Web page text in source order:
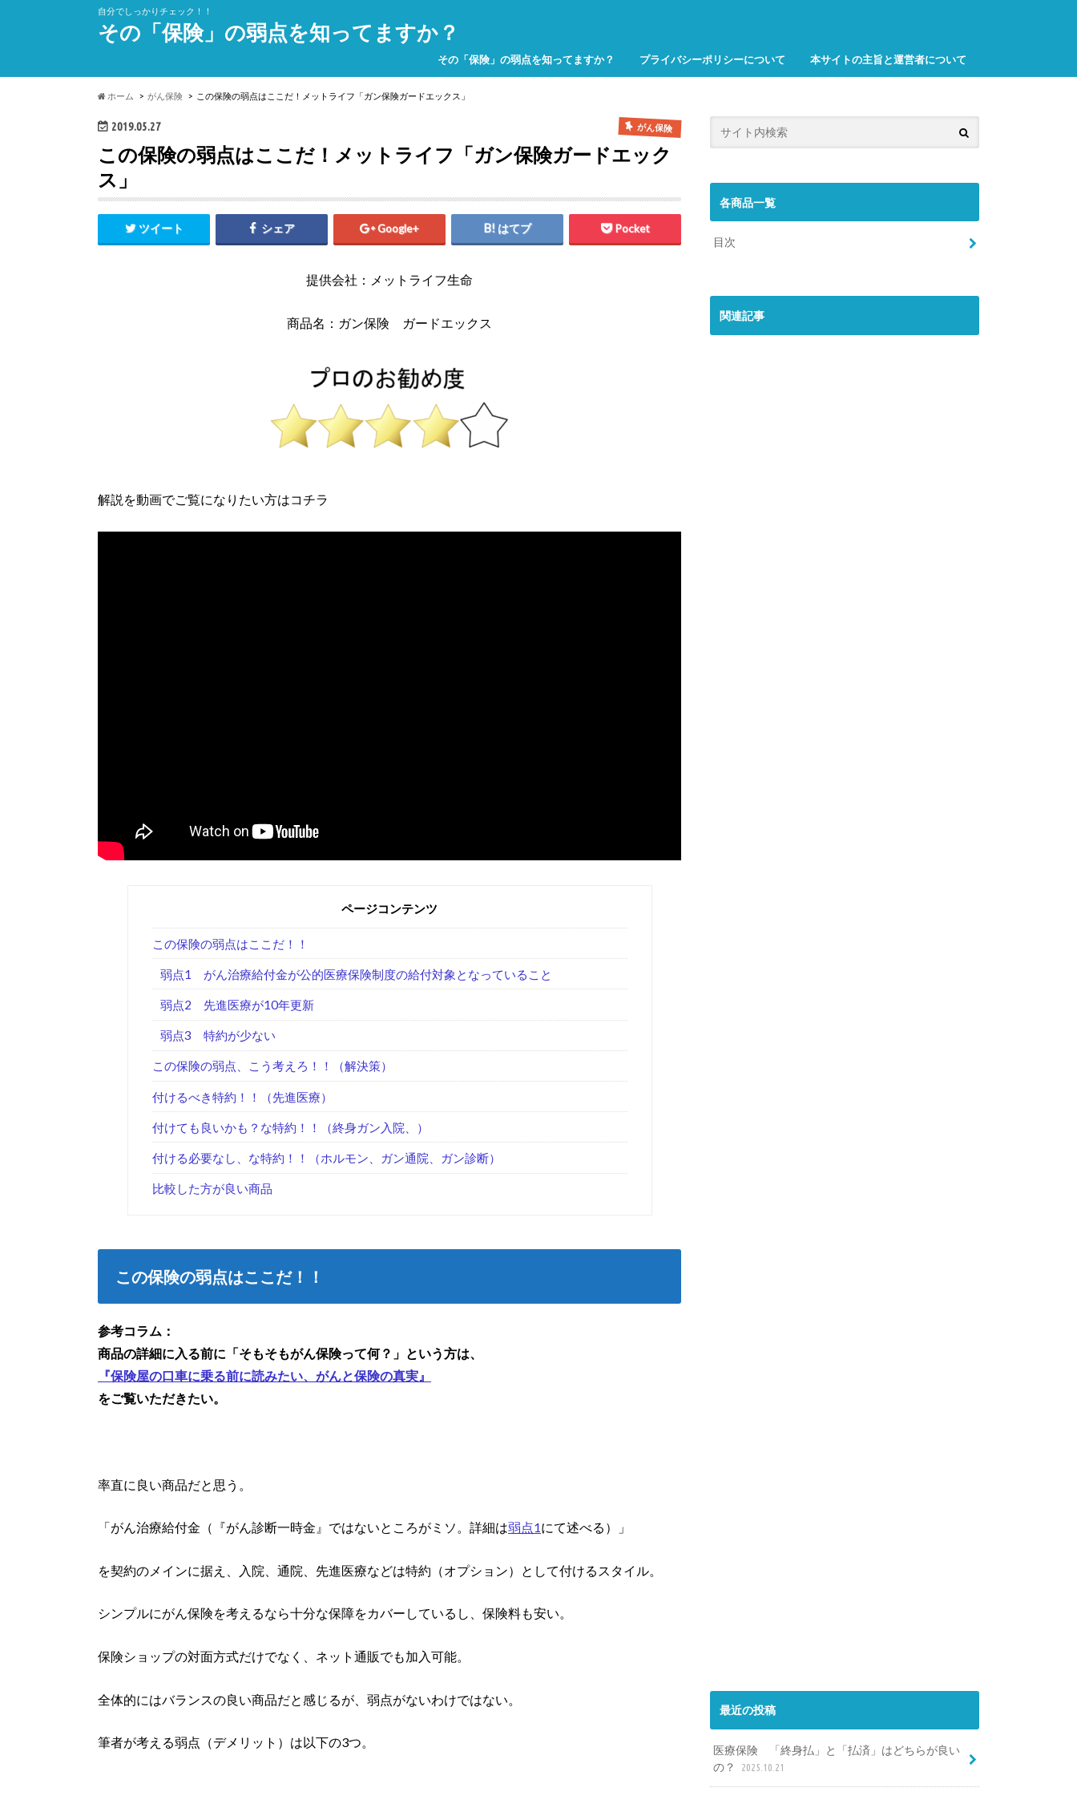
自分でしっかりチェック！！
その「保険」の弱点を知ってますか？
その「保険」の弱点を知ってますか？ プライバシーポリシーについて 本サイトの主旨と運営者について
ホーム がん保険 この保険の弱点はここだ！メットライフ「ガン保険ガードエックス」
2019.05.27 がん保険
この保険の弱点はここだ！メットライフ「ガン保険ガードエック
ス」
ツイート シェア Google+ はてブ Pocket
提供会社：メットライフ生命
商品名：ガン保険 ガードエックス
解説を動画でご覧になりたい方はコチラ
ページコンテンツ
この保険の弱点はここだ！！
弱点1 がん治療給付金が公的医療保険制度の給付対象となっていること
弱点2 先進医療が10年更新
弱点3 特約が少ない
この保険の弱点、こう考えろ！！（解決策）
付けるべき特約！！（先進医療）
付けても良いかも？な特約！！（終身ガン入院、）
付ける必要なし、な特約！！（ホルモン、ガン通院、ガン診断）
比較した方が良い商品
この保険の弱点はここだ！！
参考コラム：
商品の詳細に入る前に「そもそもがん保険って何？」という方は、
『保険屋の口車に乗る前に読みたい、がんと保険の真実』
をご覧いただきたい。
率直に良い商品だと思う。
「がん治療給付金（『がん診断一時金』ではないところがミソ。詳細は弱点1にて述べる）」
を契約のメインに据え、入院、通院、先進医療などは特約（オプション）として付けるスタイル。
シンプルにがん保険を考えるなら十分な保障をカバーしているし、保険料も安い。
保険ショップの対面方式だけでなく、ネット通販でも加入可能。
全体的にはバランスの良い商品だと感じるが、弱点がないわけではない。
筆者が考える弱点（デメリット）は以下の3つ。
各商品一覧
目次
関連記事
最近の投稿
医療保険 「終身払」と「払済」はどちらが良い
の？
2025.10.21